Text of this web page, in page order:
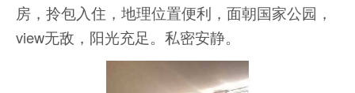
加载
房，拎包入住，地理位置便利，面朝国家公园，
view无敌，阳光充足。私密安静。